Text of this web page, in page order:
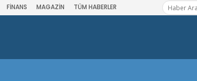
FİNANS MAGAZİN TÜM HABERLER